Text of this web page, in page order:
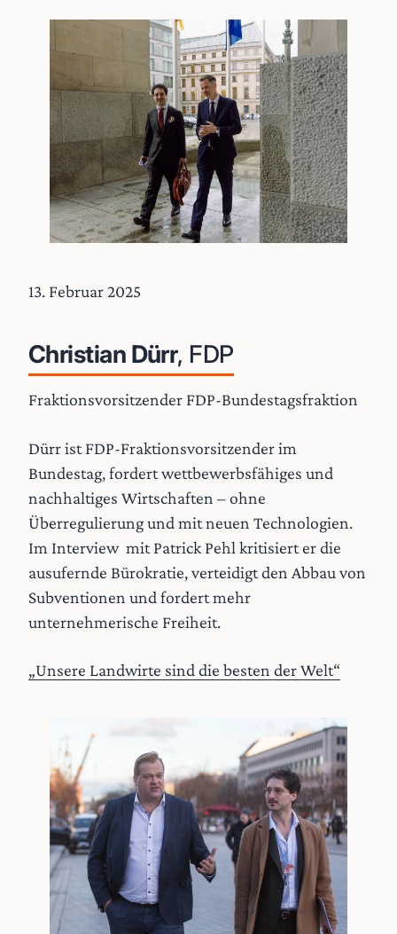
13. Februar 2025
Christian Dürr, FDP
Fraktionsvorsitzender FDP-Bundestagsfraktion
Dürr ist FDP-Fraktionsvorsitzender im
Bundestag, fordert wettbewerbsfähiges und
nachhaltiges Wirtschaften – ohne
Überregulierung und mit neuen Technologien.
Im Interview mit Patrick Pehl kritisiert er die
ausufernde Bürokratie, verteidigt den Abbau von
Subventionen und fordert mehr
unternehmerische Freiheit.
„Unsere Landwirte sind die besten der Welt“